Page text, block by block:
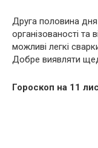
Друга половина дня
організованості та
можливі легкі
Добре виявляти
Гороскоп на 11